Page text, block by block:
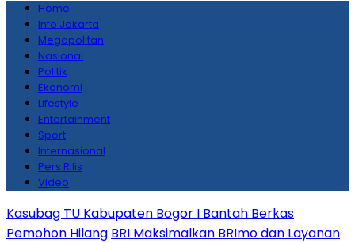
Home
Info Jakarta
Megapolitan
Nasional
Politik
Ekonomi
Lifestyle
Entertainment
Sport
Internasional
Pers Rilis
Video
Kasubag TU Kabupaten Bogor I Bantah Berkas
Pemohon Hilang BRI Maksimalkan BRImo dan Layanan